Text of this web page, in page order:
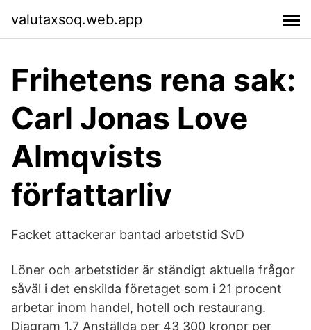
valutaxsoq.web.app
Frihetens rena sak:
Carl Jonas Love
Almqvists
författarliv
Facket attackerar bantad arbetstid SvD
Löner och arbetstider är ständigt aktuella frågor
såväl i det enskilda företaget som i 21 procent
arbetar inom handel, hotell och restaurang.
Diagram 1.7 Anställda per 43 300 kronor per